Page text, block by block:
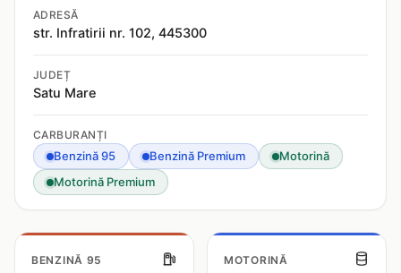
ADRESĂ
str. Infratirii nr. 102, 445300
JUDEȚ
Satu Mare
CARBURANȚI
Benzină 95 Benzină Premium
Motorină
Motorină Premium
BENZINĂ 95 MOTORINĂ